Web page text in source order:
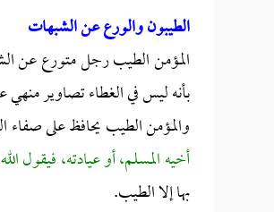
الطيبون والورع عن الشبهات
المؤمن الطيب رجل متورع عن
بأنه ليس في الغطاء تصاوير
والمؤمن الطيب يحافظ على صفاء
أخيه المسلم، أو عيادته،
بها إلا الطيب.